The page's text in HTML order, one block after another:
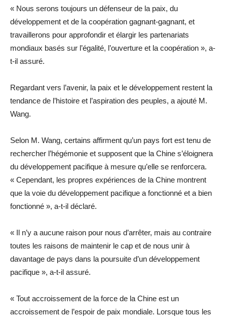
« Nous serons toujours un défenseur de la paix, du
développement et de la coopération gagnant-gagnant, et
travaillerons pour approfondir et élargir les partenariats
mondiaux basés sur l’égalité, l’ouverture et la coopération », a-
t-il assuré.
Regardant vers l’avenir, la paix et le développement restent la
tendance de l’histoire et l’aspiration des peuples, a ajouté M.
Wang.
Selon M. Wang, certains affirment qu’un pays fort est tenu de
rechercher l’hégémonie et supposent que la Chine s’éloignera
du développement pacifique à mesure qu’elle se renforcera.
« Cependant, les propres expériences de la Chine montrent
que la voie du développement pacifique a fonctionné et a bien
fonctionné », a-t-il déclaré.
« Il n’y a aucune raison pour nous d’arrêter, mais au contraire
toutes les raisons de maintenir le cap et de nous unir à
davantage de pays dans la poursuite d’un développement
pacifique », a-t-il assuré.
« Tout accroissement de la force de la Chine est un
accroissement de l’espoir de paix mondiale. Lorsque tous les